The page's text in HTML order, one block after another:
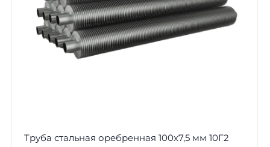
Труба стальная оребренная 100х7,5 мм 10Г2